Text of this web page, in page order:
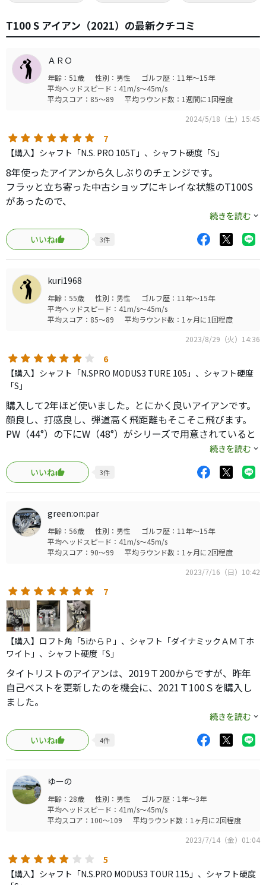
T100 S アイアン（2021）の最新クチコミ
ＡＲＯ
年齢：51歳 性別：男性
ゴルフ歴：11年～15年
平均ヘッドスピード：41m/s～45m/s
平均スコア：85～89
平均ラウンド数：1週間に1回程度
2024/5/18（土）15:45
7
【購入】シャフト「N.S. PRO 105T」、シャフト硬度「S」
8年使ったアイアンから久しぶりのチェンジです。
フラッと立ち寄った中古ショップにキレイな状態のT100S
があったので、
全然買う気もなかったのに試打させたもらうと、
すごく振りやすいしヒットした時の打感もとても良く、
キレイなのになぜかすごく安かったので思わず購入してし
まいました。
NS105Tというタイトリスト用のシャフトが程よく柔らかく
て振りやすく、
ロフトは少し立っていますが弾道は普通に上がります。
6番7番はヘッド素材も変えているのでちょっと弾く感じの
鍛造キャビティアイアンでシャフトがDGS200やモーダス
120等のスペックを愛用していて、
飛距離不足を感じてのシャフトを軽くして何とかしたいと
思っている人には、
T100SにNS105Tの組み合わせはすごくマッチするのではな
いかと思います。
続きを読む
いいね
3件
kuri1968
年齢：55歳 性別：男性
ゴルフ歴：11年～15年
平均ヘッドスピード：41m/s～45m/s
平均スコア：85～89
平均ラウンド数：1ヶ月に1回程度
2023/8/29（火）14:36
6
【購入】シャフト「N.SPRO MODUS3 TURE 105」、シャフト硬度
「S」
購入して2年ほど使いました。とにかく良いアイアンです。
顔良し、打感良し、弾道高く飛距離もそこそこ飛びます。
PW（44°）の下にW（48°）がシリーズで用意されていると
2023年モデルはT150と名前を変えて出ましたね。
現物見ましたが、T200とコンボしても違和感が出ないよう
にちょっとポテッとしたように見えました。
私はこの顔が気に入っているので買い替えの予定はないで
す。
続きを読む
いいね
3件
green:on:par
年齢：56歳 性別：男性
ゴルフ歴：11年～15年
平均ヘッドスピード：41m/s～45m/s
平均スコア：90～99
平均ラウンド数：1ヶ月に2回程度
2023/7/16（日）10:42
7
【購入】ロフト角「5iからＰ」、シャフト「ダイナミックＡＭＴホ
ワイト」、シャフト硬度「S」
タイトリストのアイアンは、2019Ｔ200からですが、昨年
自己ベストを更新したのを機会に、2021Ｔ100Ｓを購入し
ました。
どうしても、Ｔ200の中空のポコポコ音が好きになれずに、
買いましたが、シャフトは当初、2019Ｔ200と同様のモー
ダスの105ツアーにカスタムしましたが、改めてタイトリス
トのフィッテングを受けてＡＭＴ、ライ角変更の方が良い
と、指導を受けて再度カスタムし直しました。まだ使用し
て半年くらいですが、私の様なエンジイゴルファーでもそ
こそこ打てるアイアンです。
改めて、タイトリストの素晴らしさを実感しました。
定の方は、キチンとフィッテングしてもらってから、購入
された方が良いと
思います。
続きを読む
いいね
4件
ゆーの
年齢：28歳 性別：男性
ゴルフ歴：1年～3年
平均ヘッドスピード：41m/s～45m/s
平均スコア：100～109
平均ラウンド数：1ヶ月に2回程度
2023/7/14（金）01:04
5
【購入】シャフト「N.S.PRO MODUS3 TOUR 115」、シャフト硬度